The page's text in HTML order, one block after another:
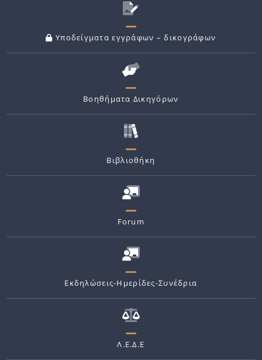
Υποδείγματα εγγράφων – δικογράφων
Βοηθήματα Δικηγόρων
Βιβλιοθήκη
Forum
Εκδηλώσεις-Ημερίδες-Συνέδρια
Λ.Ε.Δ.Ε